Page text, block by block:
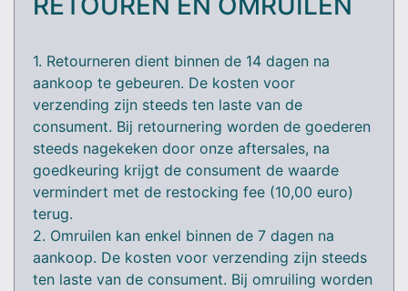
1. Retourneren dient binnen de 14 dagen na
aankoop te gebeuren. De kosten voor
verzending zijn steeds ten laste van de
consument. Bij retournering worden de goederen
steeds nagekeken door onze aftersales, na
goedkeuring krijgt de consument de waarde
vermindert met de restocking fee (10,00 euro)
terug.
2. Omruilen kan enkel binnen de 7 dagen na
aankoop. De kosten voor verzending zijn steeds
ten laste van de consument. Bij omruiling worden